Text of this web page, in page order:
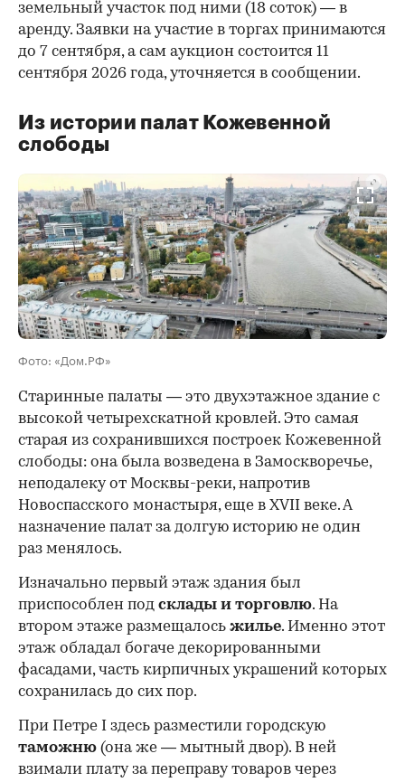
земельный участок под ними (18 соток) — в
аренду. Заявки на участие в торгах принимаются
до 7 сентября, а сам аукцион состоится 11
сентября 2026 года, уточняется в сообщении.
00:00 / 00:00
Из истории палат Кожевенной
слободы
Фото: «Дом.РФ»
Старинные палаты — это двухэтажное здание с
высокой четырехскатной кровлей. Это самая
старая из сохранившихся построек Кожевенной
слободы: она была возведена в Замоскворечье,
неподалеку от Москвы-реки, напротив
Новоспасского монастыря, еще в XVII веке. А
назначение палат за долгую историю не один
раз менялось.
Изначально первый этаж здания был
приспособлен под склады и торговлю. На
втором этаже размещалось жилье. Именно этот
этаж обладал богаче декорированными
фасадами, часть кирпичных украшений которых
сохранилась до сих пор.
При Петре I здесь разместили городскую
таможню (она же — мытный двор). В ней
взимали плату за переправу товаров через